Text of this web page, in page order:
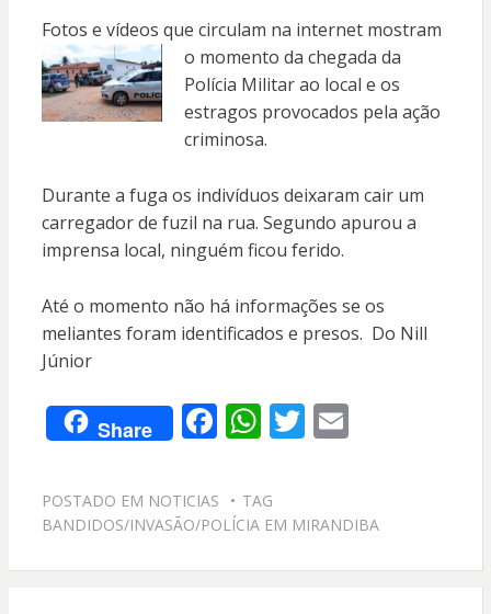
Fotos e vídeos que circulam na internet mostram
o momento da chegada da
Polícia Militar ao local e os
estragos provocados pela ação
criminosa.
Durante a fuga os indivíduos deixaram cair um
carregador de fuzil na rua. Segundo apurou a
imprensa local, ninguém ficou ferido.
Até o momento não há informações se os
meliantes foram identificados e presos. Do Nill
Júnior
Share F
e
b
o
W
at
s
A
T
er
E
l
POSTADO EM NOTICIAS
TAG
BANDIDOS/INVASÃO/POLÍCIA EM MIRANDIBA